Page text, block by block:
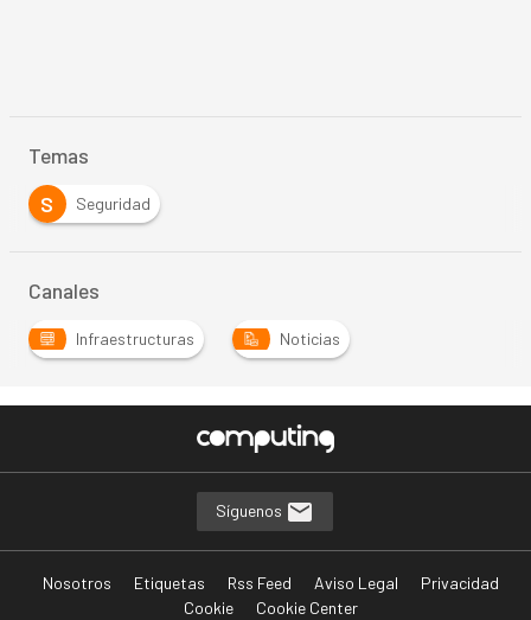
Temas
S
Seguridad
Canales
Infraestructuras Noticias
Síguenos
Nosotros Etiquetas Rss Feed Aviso Legal
Privacidad
Cookie
Cookie Center